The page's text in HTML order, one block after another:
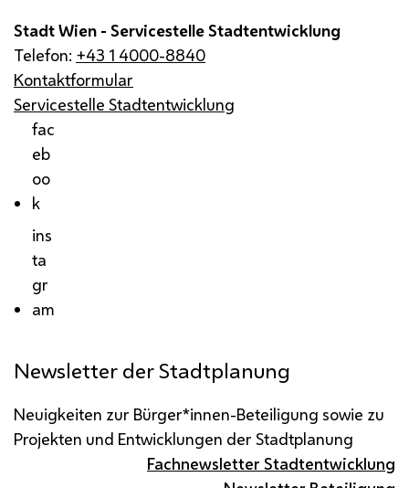
Stadt Wien - Servicestelle Stadtentwicklung
Telefon: +43 1 4000-8840
Kontaktformular
Servicestelle Stadtentwicklung
fac
eb
oo
k
ins
ta
gr
am
Newsletter der Stadtplanung
Neuigkeiten zur Bürger*innen-Beteiligung sowie zu
Projekten und Entwicklungen der Stadtplanung
Fachnewsletter Stadtentwicklung